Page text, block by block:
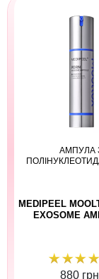
АМПУЛА
MEDIPEEL
EXOSOME
880